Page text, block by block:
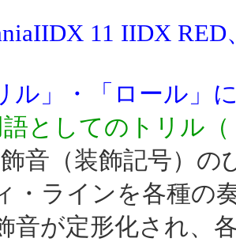
11 IIDX
ル」・「ロール」
としてのトリル
音（装飾記号）の
ラインを各種の
音が定形化され、